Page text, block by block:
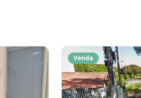
Venda